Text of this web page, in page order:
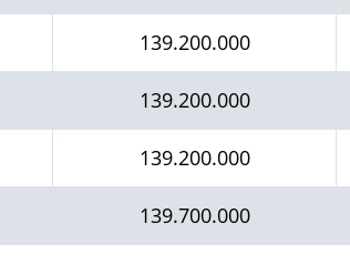
139.200.000
139.200.000
139.200.000
139.700.000